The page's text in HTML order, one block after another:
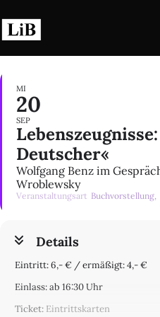
Inhalt
springen
MI
20
SEP
Deutscher«
Wolfgang Benz im
Wroblewsky
Veranstaltungsart Buchvorstellung,
Details
Eintritt: 6,- € / ermäßigt: 4,- €
Einlass: ab 16:30 Uhr
Ticket: Eintrittskarten